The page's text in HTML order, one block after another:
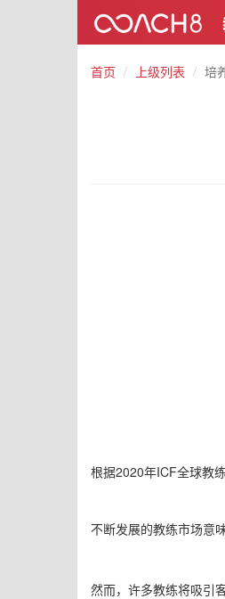
首页 上级列表 培
根据2020年ICF全球教
不断发展的教练市场意
然而，许多教练将吸引